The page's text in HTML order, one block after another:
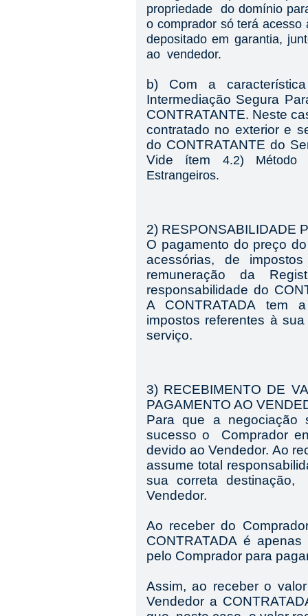
propriedade do domínio
o comprador só terá
depositado em garantia,
ao vendedor.
b) Com a
Intermediação Segura
CONTRATANTE. Neste
contratado no exterior e
do CONTRATANTE do
Vide ítem 4.2) Método
Estrangeiros.
2) RESPONSABILIDADE
O pagamento do preço
acessórias, de
remuneração da
responsabilidade do
A CONTRATADA tem
impostos referentes à
serviço.
3) RECEBIMENTO DE
PAGAMENTO AO
Para que a
sucesso o Comprador
devido ao Vendedor. Ao
assume total
sua correta
Vendedor.
Ao receber do
CONTRATADA é
pelo Comprador para
Assim, ao receber o
Vendedor a